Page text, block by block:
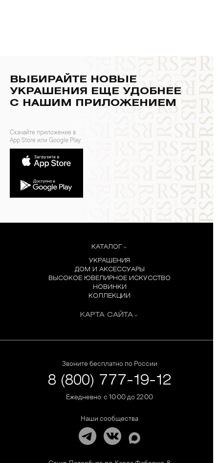
ВЫБИРАЙТЕ НОВЫЕ
УКРАШЕНИЯ ЕЩЕ УДОБНЕЕ
С НАШИМ ПРИЛОЖЕНИЕМ
Скачайте приложение в
App Store или Google Play:
КАТАЛОГ
УКРАШЕНИЯ
ДОМ И АКСЕССУАРЫ
ВЫСОКОЕ ЮВЕЛИРНОЕ ИСКУССТВО
НОВИНКИ
КОЛЛЕКЦИИ
КАРТА САЙТА
Звоните бесплатно по России
8 (800) 777-19-12
Ежедневно: с 10:00 до 22:00
Наши сообщества